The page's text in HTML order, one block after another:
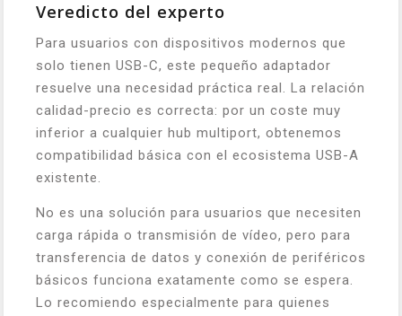
Veredicto del experto
Para usuarios con dispositivos modernos que
solo tienen USB-C, este pequeño adaptador
resuelve una necesidad práctica real. La relación
calidad-precio es correcta: por un coste muy
inferior a cualquier hub multiport, obtenemos
compatibilidad básica con el ecosistema USB-A
existente.
No es una solución para usuarios que necesiten
carga rápida o transmisión de vídeo, pero para
transferencia de datos y conexión de periféricos
básicos funciona exatamente como se espera.
Lo recomiendo especialmente para quienes